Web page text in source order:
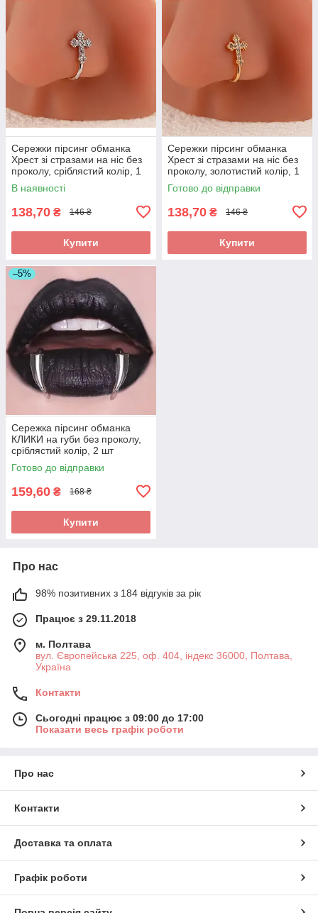
Сережки пірсинг обманка
Хрест зі стразами на ніс без
проколу, сріблястий колір, 1
шт
В наявності
138,70 ₴ 146 ₴
Купити
Сережки пірсинг обманка
Хрест зі стразами на ніс без
проколу, золотистий колір, 1
шт
Готово до відправки
138,70 ₴ 146 ₴
Купити
–5%
Сережка пірсинг обманка
КЛИКИ на губи без проколу,
сріблястий колір, 2 шт
Готово до відправки
159,60 ₴ 168 ₴
Купити
Про нас
98% позитивних з 184 відгуків за рік
Працює з 29.11.2018
м. Полтава
вул. Європейська 225, оф. 404, індекс 36000, Полтава,
Україна
Контакти
Сьогодні працює з 09:00 до 17:00
Показати весь графік роботи
Про нас
Контакти
Доставка та оплата
Графік роботи